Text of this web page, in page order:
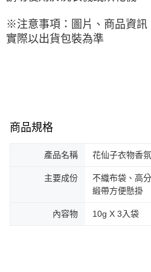
※注意事項：圖片、商品資訊
實際以出貨包裝為準
商品規格
產品名稱 花仙子衣物香
主要成份
不織布袋、高
緞帶方便懸掛
內容物 10g X 3入袋